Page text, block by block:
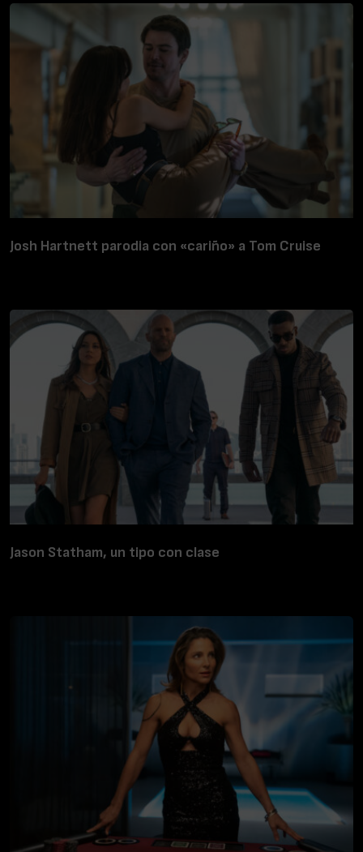
Josh Hartnett parodia con «cariño» a Tom Cruise
Jason Statham, un tipo con clase